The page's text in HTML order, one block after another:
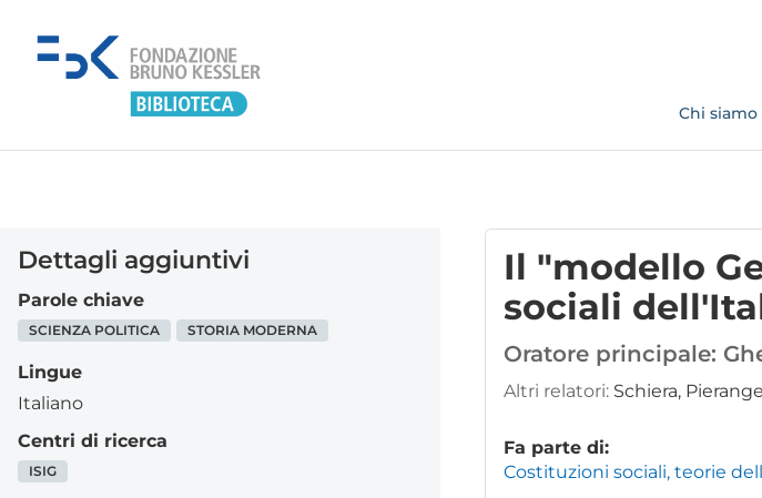
Chi siamo
Dettagli aggiuntivi
Parole chiave
SCIENZA POLITICA STORIA MODERNA
Lingue
Italiano
Centri di ricerca
ISIG
Il "modello
sociali
Oratore principale:
Altri relatori: Schiera,
Fa parte di:
Costituzioni sociali, teorie